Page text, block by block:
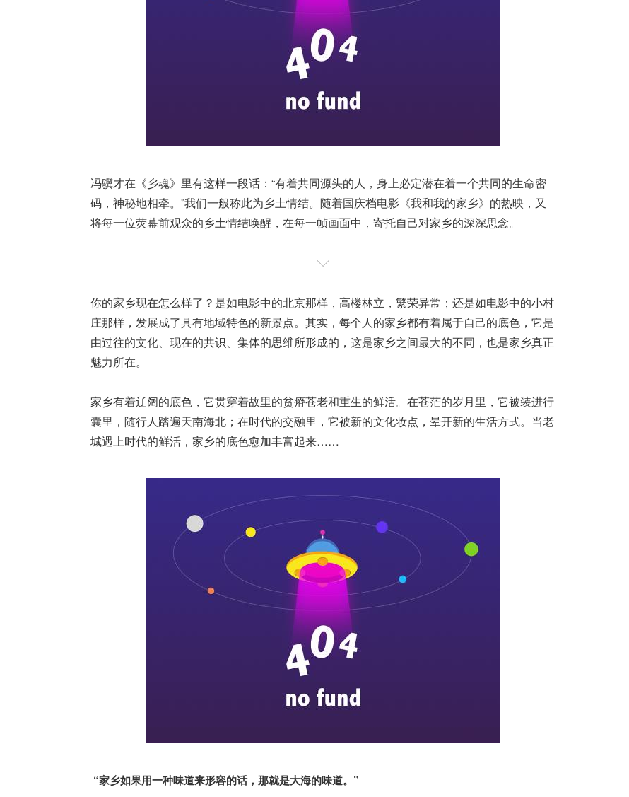
冯骥才在《乡魂》里有这样一段话：“有着共同源头的人，身上必定潜在着一个共同的生命密
码，神秘地相牵。”我们一般称此为乡土情结。随着国庆档电影《我和我的家乡》的热映，又
将每一位荧幕前观众的乡土情结唤醒，在每一帧画面中，寄托自己对家乡的深深思念。
你的家乡现在怎么样了？是如电影中的北京那样，高楼林立，繁荣异常；还是如电影中的小村
庄那样，发展成了具有地域特色的新景点。其实，每个人的家乡都有着属于自己的底色，它是
由过往的文化、现在的共识、集体的思维所形成的，这是家乡之间最大的不同，也是家乡真正
魅力所在。
家乡有着辽阔的底色，它贯穿着故里的贫瘠苍老和重生的鲜活。在苍茫的岁月里，它被装进行
囊里，随行人踏遍天南海北；在时代的交融里，它被新的文化妆点，晕开新的生活方式。当老
城遇上时代的鲜活，家乡的底色愈加丰富起来……
“家乡如果用一种味道来形容的话，那就是大海的味道。”